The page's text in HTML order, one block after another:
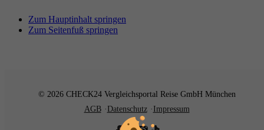
Zum Hauptinhalt springen
Zum Seitenfuß springen
© 2026 CHECK24 Vergleichsportal Reise GmbH München
AGB
Datenschutz Impressum